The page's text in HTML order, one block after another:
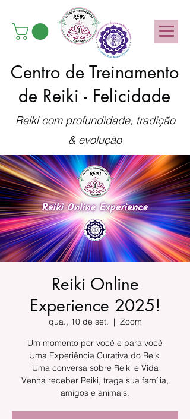
Centro de Treinamento
de Reiki - Felicidade
Reiki com profundidade, tradição
& evolução
Reiki Online
Experience 2025!
qua., 10 de set.
  |
Zoom
Um momento por você e para você
Uma Experiência Curativa do Reiki
Uma conversa sobre Reiki e Vida
Venha receber Reiki, traga sua família,
amigos e animais.